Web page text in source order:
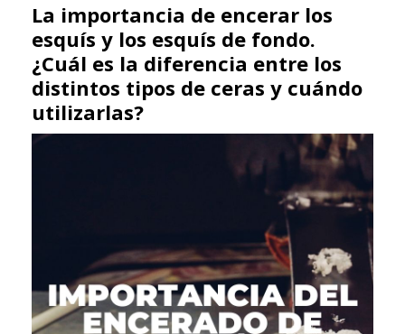
La importancia de encerar los
esquís y los esquís de fondo.
¿Cuál es la diferencia entre los
distintos tipos de ceras y cuándo
utilizarlas?